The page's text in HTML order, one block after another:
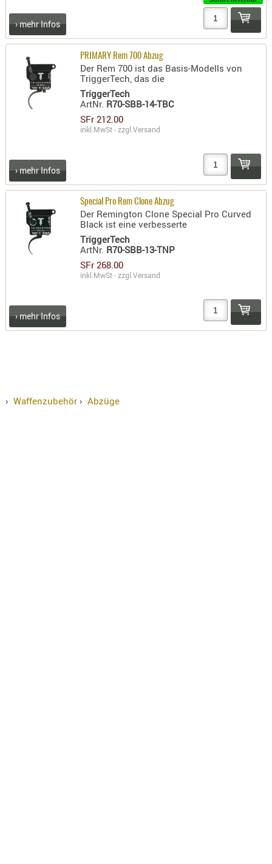
› mehr Infos
PRIMARY Rem 700 Abzug
Der Rem 700 ist das Basis-Modells von
TriggerTech, das die
TriggerTech
ArtNr. R70-SBB-14-TBC
SFr 212.00
inkl.MwSt - zzgl.Versand
› mehr Infos
Special Pro Rem Clone Abzug
Der Remington Clone Special Pro Curved
Black ist eine verbesserte
TriggerTech
ArtNr. R70-SBB-13-TNP
SFr 268.00
inkl.MwSt - zzgl.Versand
› mehr Infos
› Waffenzubehör› Abzüge